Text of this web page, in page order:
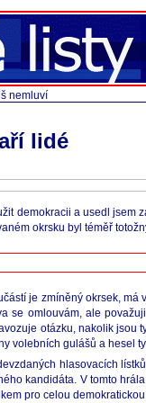
nemluví
lidé
demokracii a usedl jsem
okrsku byl téměř
je zmíněný okrsek,
se omlouvám, ale
otázku, nakolik
volebních gulášů a hesel
hlasovacích
kandidáta. V tomto
pro celou